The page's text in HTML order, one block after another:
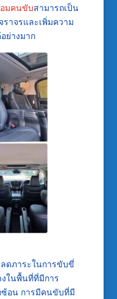
มคนขับสามารถเป็น
าจรและเพิ่มความ
ย่างมาก
ดภาระในการขับขี่
งในพื้นที่ที่มีการ
อน การมีคนขับที่มี